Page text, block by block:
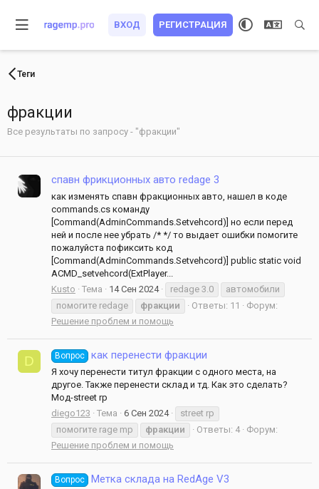
ВХОД РЕГИСТРАЦИЯ
Теги
фракции
Все результаты по запросу - "фракции"
спавн фрикционных авто redage 3
как изменять спавн фракционных авто, нашел в коде
commands.cs команду
[Command(AdminCommands.Setvehcord)] но если перед
ней и после нее убрать /* */ то выдает ошибки помогите
пожалуйста пофиксить код
[Command(AdminCommands.Setvehcord)] public static void
ACMD_setvehcord(ExtPlayer...
Kusto
Тема 14 Сен 2024 redage 3.0
автомобили
помогите redage
фракции Ответы: 11
Форум:
Решение проблем и помощь
D Вопрос как перенести фракции
Я хочу перенести титул фракции с одного места, на
другое. Также перенести склад и тд. Как это сделать?
Мод-street rp
diego123
Тема 6 Сен 2024
street rp
помогите rage mp
фракции Ответы: 4
Форум:
Решение проблем и помощь
Вопрос Метка склада на RedAge V3